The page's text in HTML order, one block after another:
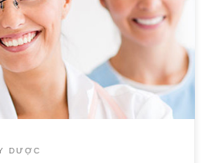
ở người Việt mà còn mở rộng cho
và làm việc tại Việt Nam. Ngược
cao […]
DƯỢC